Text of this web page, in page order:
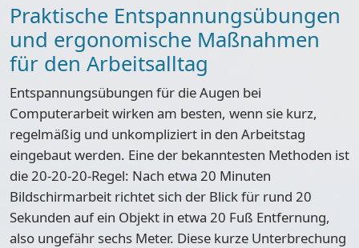
Praktische Entspannungsübungen
und ergonomische Maßnahmen
für den Arbeitsalltag
Entspannungsübungen für die Augen bei
Computerarbeit wirken am besten, wenn sie kurz,
regelmäßig und unkompliziert in den Arbeitstag
eingebaut werden. Eine der bekanntesten Methoden ist
die20-20-20-Regel: Nach etwa 20 Minuten
Bildschirmarbeit richtet sich der Blick für rund 20
Sekunden auf ein Objekt in etwa 20 Fuß Entfernung,
also ungefähr sechs Meter. Diese kurze Unterbrechung